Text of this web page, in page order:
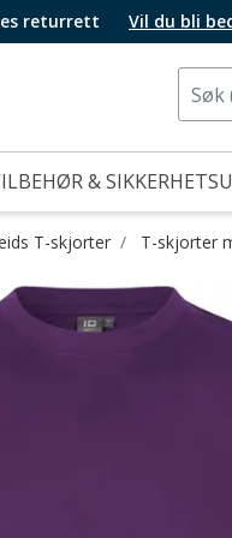
returrett Vil du bli
&
T-skjorter T-skjorter